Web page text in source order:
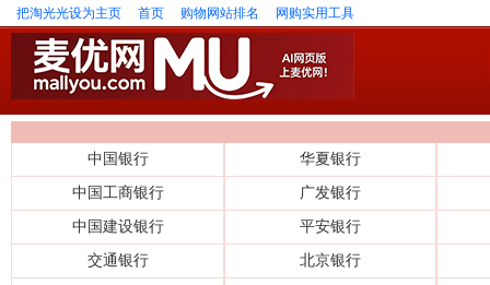
把淘光光设为主页 首页 购物网站排名 网购实用工具
中国银行
中国工商银行
中国建设银行
交通银行
华夏银行
广发银行
平安银行
北京银行